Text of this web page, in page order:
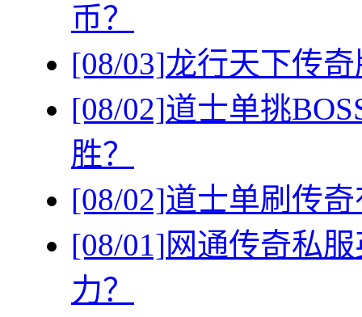
币？
[08/03]龙行天下传
[08/02]道士单挑
胜？
[08/02]道士单刷传
[08/01]网通传奇私
力？